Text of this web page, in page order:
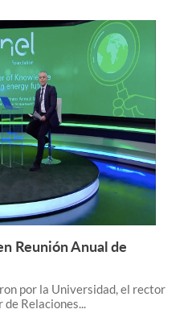
Leer más +
Reunión Anual de
por la Universidad, el rector
Relaciones...